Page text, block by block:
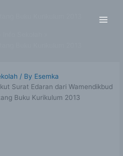
/ By Esemka
Surat Edaran dari Wamendikbud
Buku Kurikulum 2013